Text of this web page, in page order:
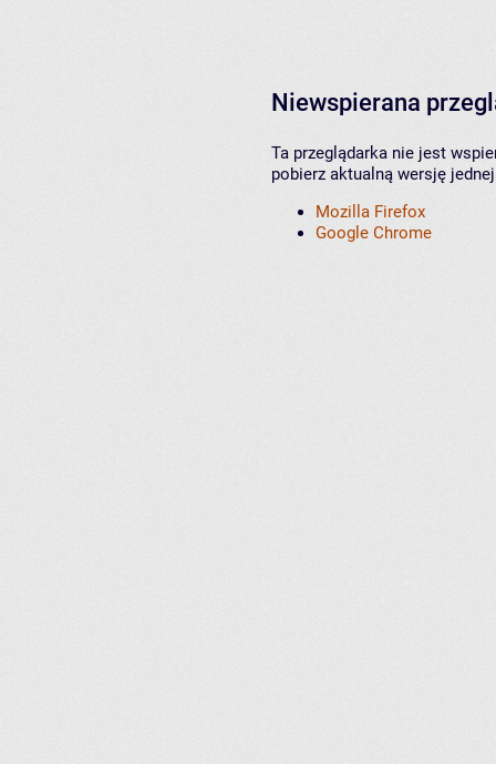
Niewspierana
Ta przeglądarka nie jest
pobierz aktualną wersję
Mozilla Firefox
Google Chrome